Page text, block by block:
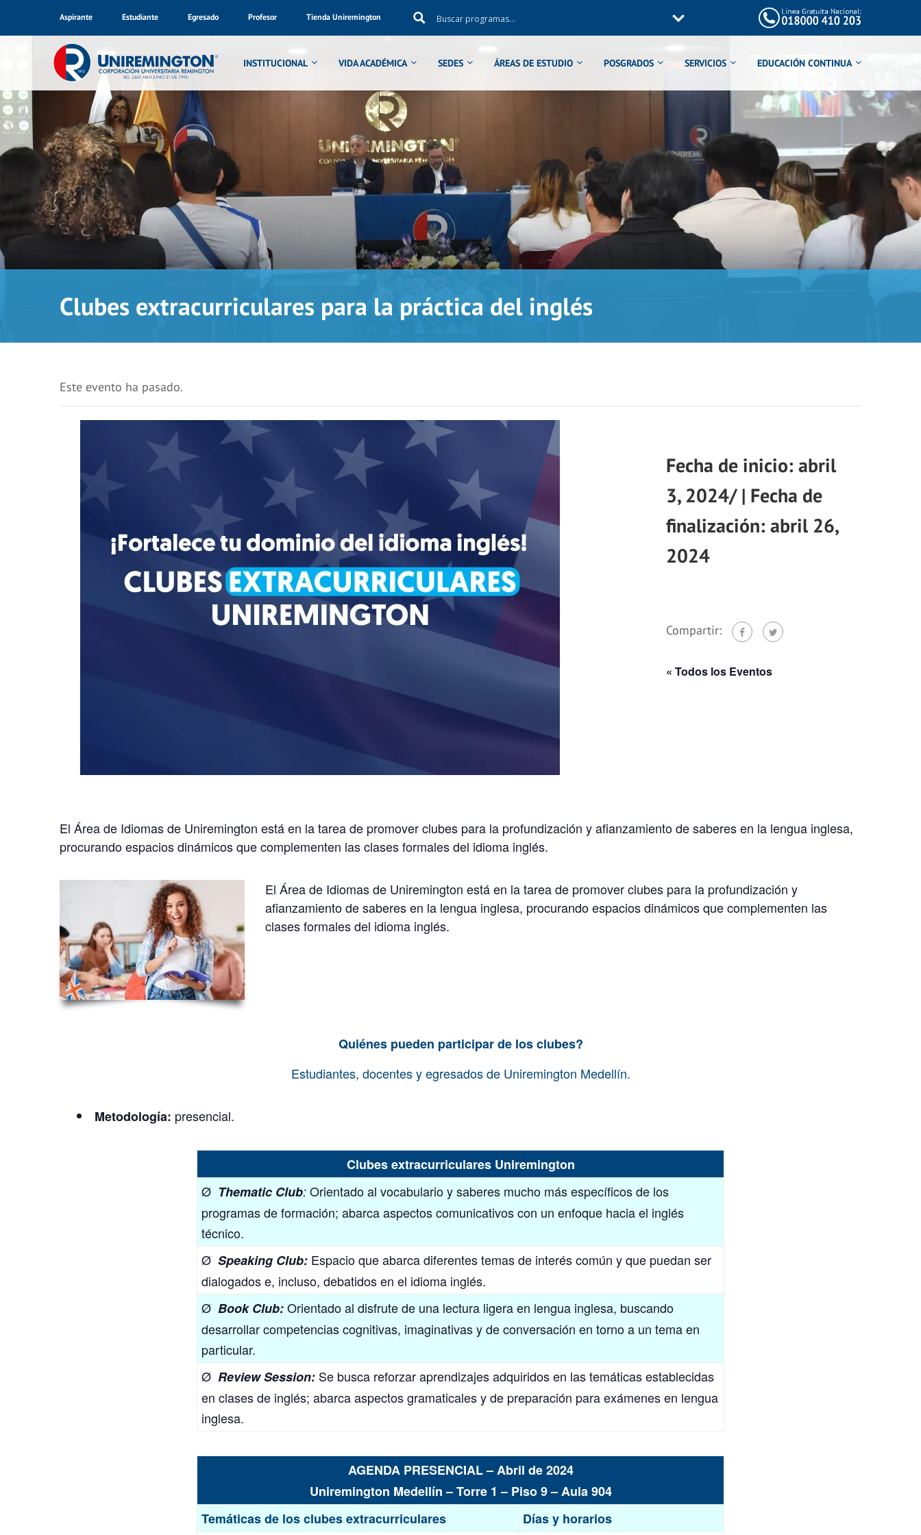
Aspirante Estudiante Egresado Profesor Tienda Uniremington
INSTITUCIONAL VIDA ACADÉMICA SEDES ÁREAS DE ESTUDIO POSGRADOS SERVICIOS EDUCACIÓN CONTINUA
Clubes extracurriculares para la práctica del inglés
Este evento ha pasado.
abril
3, 2024/
abril 26,
2024
Compartir:
« Todos los Eventos
El Área de Idiomas de Uniremington está en la tarea de promover clubes para la profundización y afianzamiento de saberes en la lengua inglesa,
procurando espacios dinámicos que complementen las clases formales del idioma inglés.
El Área de Idiomas de Uniremington está en la tarea de promover clubes para la profundización y
afianzamiento de saberes en la lengua inglesa, procurando espacios dinámicos que complementen las
clases formales del idioma inglés.
Quiénes pueden participar de los clubes?
Estudiantes, docentes y egresados de Uniremington Medellín.
Metodología: presencial.
Clubes extracurriculares Uniremington
Ø Thematic Club: Orientado al vocabulario y saberes mucho más específicos de los
programas de formación; abarca aspectos comunicativos con un enfoque hacia el inglés
técnico.
Ø Speaking Club: Espacio que abarca diferentes temas de interés común y que puedan ser
dialogados e, incluso, debatidos en el idioma inglés.
Ø Book Club:Orientado al disfrute de una lectura ligera en lengua inglesa, buscando
desarrollar competencias cognitivas, imaginativas y de conversación en torno a un tema en
particular.
Ø Review Session: Se busca reforzar aprendizajes adquiridos en las temáticas establecidas
en clases de inglés; abarca aspectos gramaticales y de preparación para exámenes en lengua
inglesa.
AGENDA PRESENCIAL – Abril de 2024
Uniremington Medellín – Torre 1 – Piso 9 – Aula 904
Temáticas de los clubes extracurriculares
Días y horarios